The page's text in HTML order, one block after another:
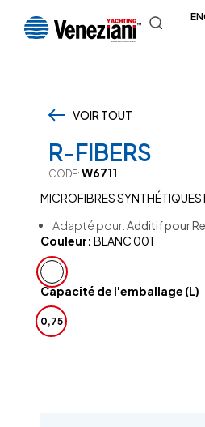
VOIR TOUT
R-FIBERS
CODE: W6711
MICROFIBRES SYNTHÉTIQUES
Adapté pour:Additif pour
Couleur: BLANC 001
Capacité de l'emballage (L)
0,75